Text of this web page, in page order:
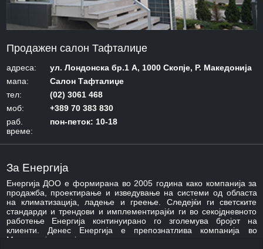
Продажен салон Тафталиџе
адреса:
ул. Лондонска бр.1 А, 1000 Скопје, Р. Македонија
мапа:
Салон Тафталиџе
тел:
(02) 3061 468
моб:
+389 70 383 830
раб.
време:
пон-петок: 10-18
За Енергија
Енергија ДОО е формирана во 2005 година како компанија за
продажба, проектирање и изведување на системи од областа
на климатизација, ладење и греење. Следејќи ги светските
стандарди и трендови и имплементирајќи ги во секојдневното
работење Енергија континуирано го зголемува бројот на
клиенти. Денес Енергија е препознатлива компанија во
Македонија која асоцира на стручност, квалитет,